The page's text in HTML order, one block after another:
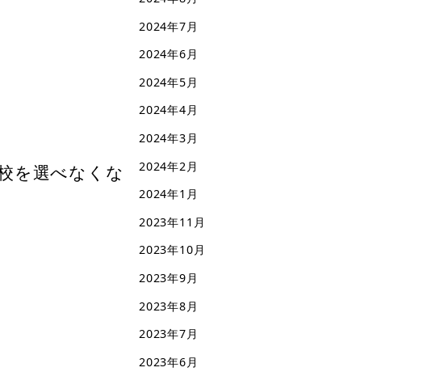
を選べなくな
2024年7月
2024年6月
2024年5月
2024年4月
2024年3月
2024年2月
2024年1月
2023年11月
2023年10月
2023年9月
2023年8月
2023年7月
2023年6月